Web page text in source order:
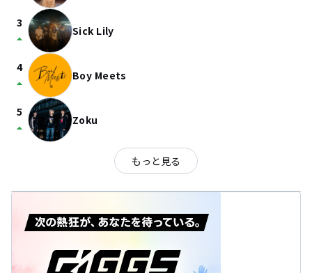
3
arrow_drop_up Sick Lily
4
arrow_drop_up Boy Meets
5
arrow_drop_up Zoku
もっと見る